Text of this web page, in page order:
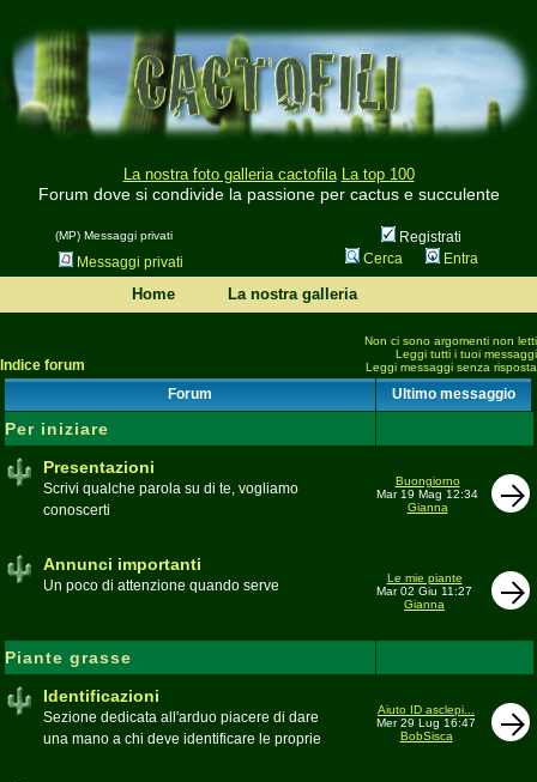
La nostra foto galleria cactofila La top 100
Forum dove si condivide la passione per cactus e succulente
(MP) Messaggi privati
Registrati
Messaggi privati
Cerca Entra
Home La nostra galleria
Indice forum
Non ci sono argomenti non letti
Leggi tutti i tuoi messaggi
Leggi messaggi senza risposta
Forum Ultimo messaggio
Per iniziare
Presentazioni
Scrivi qualche parola su di te, vogliamo
conoscerti
Buongiorno
Mar 19 Mag 12:34
Gianna
Annunci importanti
Un poco di attenzione quando serve
Le mie piante
Mar 02 Giu 11:27
Gianna
Piante grasse
Identificazioni
Sezione dedicata all'arduo piacere di dare
una mano a chi deve identificare le proprie
Aiuto ID asclepi...
Mer 29 Lug 16:47
BobSisca